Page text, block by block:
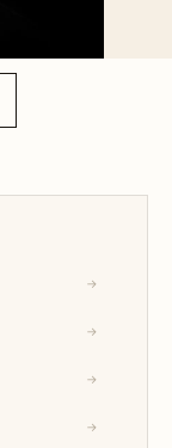
→
→
→
→